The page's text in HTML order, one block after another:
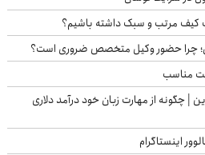
مرتب و سبک داشته باشیم؟
چرا حضور وکیل متخصص ضروری است؟
مناسب
| چگونه از مهارت زبان خود درآمد دلاری
اینستاگرام